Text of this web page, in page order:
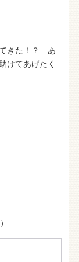
てきた！？ あ
けてあげたく